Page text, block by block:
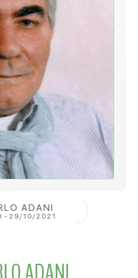
ADANI
- 29/10/2021